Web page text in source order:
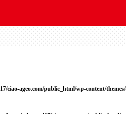
ciao-ageo.com/public_html/wp-content/